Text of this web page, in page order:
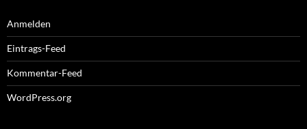
Anmelden
Eintrags-Feed
Kommentar-Feed
WordPress.org